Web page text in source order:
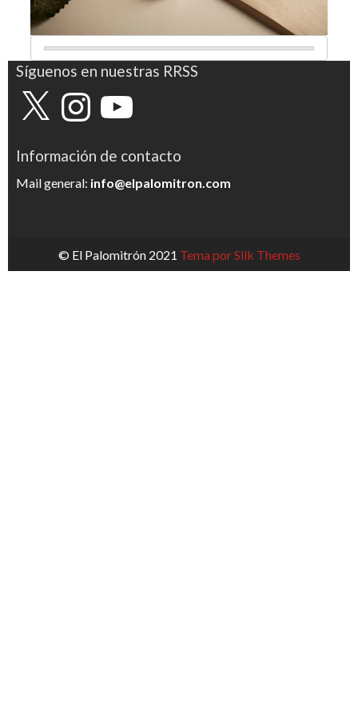
Síguenos en nuestras RRSS
X InstagramYouTube
Información de contacto
Mail general: info@elpalomitron.com
© El Palomitrón 2021 Tema por Silk Themes